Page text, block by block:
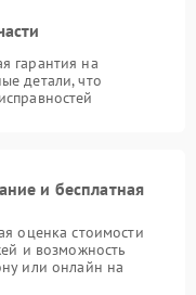
гарантия на
детали, что
и бесплатная
оценка стоимости
и возможность
или онлайн на